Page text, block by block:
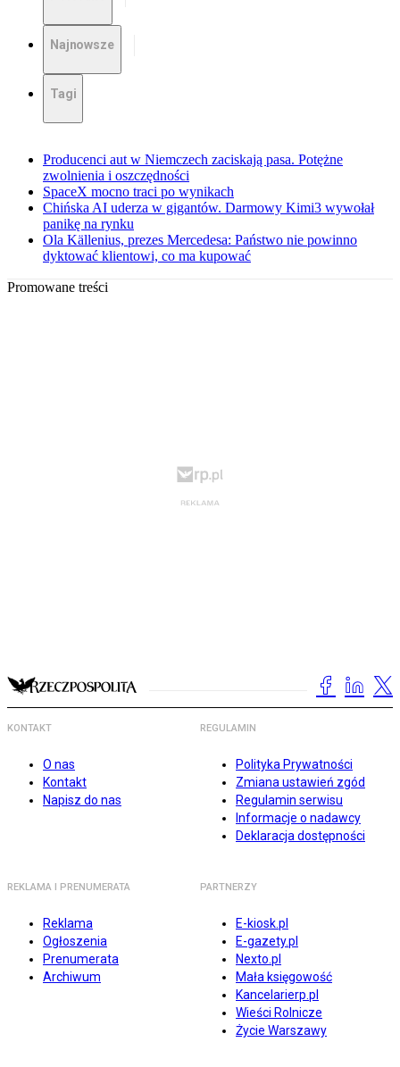
Najnowsze
Tagi
Producenci aut w Niemczech zaciskają pasa. Potężne
zwolnienia i oszczędności
SpaceX mocno traci po wynikach
Chińska AI uderza w gigantów. Darmowy Kimi3 wywołał
panikę na rynku
Ola Källenius, prezes Mercedesa: Państwo nie powinno
dyktować klientowi, co ma kupować
Promowane treści
KONTAKT
O nas
Kontakt
Napisz do nas
REGULAMIN
Polityka Prywatności
Zmiana ustawień zgód
Regulamin serwisu
Informacje o nadawcy
Deklaracja dostępności
REKLAMA I PRENUMERATA
Reklama
Ogłoszenia
Prenumerata
Archiwum
PARTNERZY
E-kiosk.pl
E-gazety.pl
Nexto.pl
Mała księgowość
Kancelarierp.pl
Wieści Rolnicze
Życie Warszawy